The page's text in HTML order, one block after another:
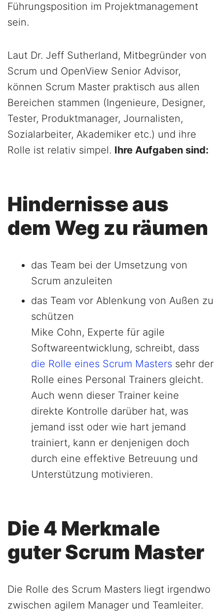
Führungsposition im Projektmanagement
sein.
Laut Dr. Jeff Sutherland, Mitbegründer von
Scrum und OpenView Senior Advisor,
können Scrum Master praktisch aus allen
Bereichen stammen (Ingenieure, Designer,
Tester, Produktmanager, Journalisten,
Sozialarbeiter, Akademiker etc.) und ihre
Rolle ist relativ simpel. Ihre Aufgaben sind:
Hindernisse aus
dem Weg zu räumen
das Team bei der Umsetzung von
Scrum anzuleiten
das Team vor Ablenkung von Außen zu
schützen
Mike Cohn, Experte für agile
Softwareentwicklung, schreibt, dass
die Rolle eines Scrum Masters sehr der
Rolle eines Personal Trainers gleicht.
Auch wenn dieser Trainer keine
direkte Kontrolle darüber hat, was
jemand isst oder wie hart jemand
trainiert, kann er denjenigen doch
durch eine effektive Betreuung und
Unterstützung motivieren.
Die 4 Merkmale
guter Scrum Master
Die Rolle des Scrum Masters liegt irgendwo
zwischen agilem Manager und Teamleiter.